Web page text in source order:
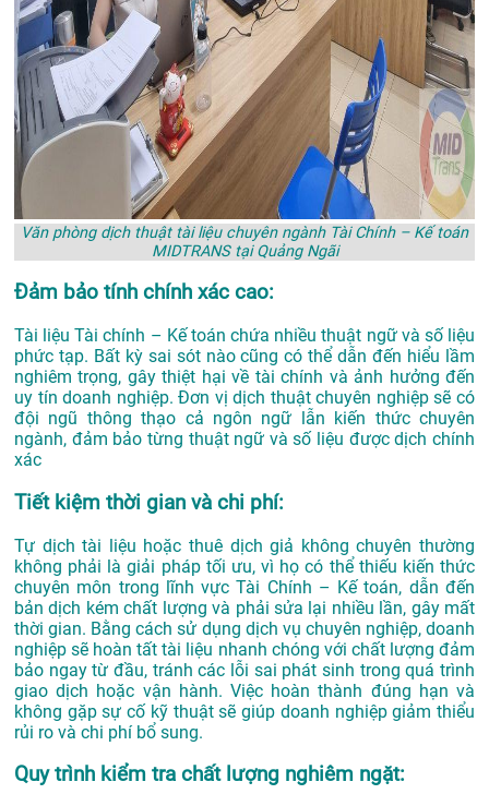
Văn phòng dịch thuật tài liệu chuyên ngành Tài Chính – Kế toán
MIDTRANS tại Quảng Ngãi
Đảm bảo tính chính xác cao:
Tài liệu Tài chính – Kế toán chứa nhiều thuật ngữ và số liệu
phức tạp. Bất kỳ sai sót nào cũng có thể dẫn đến hiểu lầm
nghiêm trọng, gây thiệt hại về tài chính và ảnh hưởng đến
uy tín doanh nghiệp. Đơn vị dịch thuật chuyên nghiệp sẽ có
đội ngũ thông thạo cả ngôn ngữ lẫn kiến thức chuyên
ngành, đảm bảo từng thuật ngữ và số liệu được dịch chính
xác
Tiết kiệm thời gian và chi phí:
Tự dịch tài liệu hoặc thuê dịch giả không chuyên thường
không phải là giải pháp tối ưu, vì họ có thể thiếu kiến thức
chuyên môn trong lĩnh vực Tài Chính – Kế toán, dẫn đến
bản dịch kém chất lượng và phải sửa lại nhiều lần, gây mất
thời gian. Bằng cách sử dụng dịch vụ chuyên nghiệp, doanh
nghiệp sẽ hoàn tất tài liệu nhanh chóng với chất lượng đảm
bảo ngay từ đầu, tránh các lỗi sai phát sinh trong quá trình
giao dịch hoặc vận hành. Việc hoàn thành đúng hạn và
không gặp sự cố kỹ thuật sẽ giúp doanh nghiệp giảm thiểu
rủi ro và chi phí bổ sung.
Quy trình kiểm tra chất lượng nghiêm ngặt: